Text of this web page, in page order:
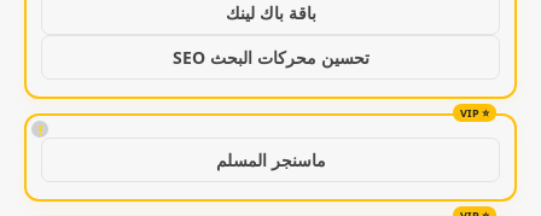
باقة باك لينك
تحسين محركات البحث SEO
!
ماسنجر المسلم